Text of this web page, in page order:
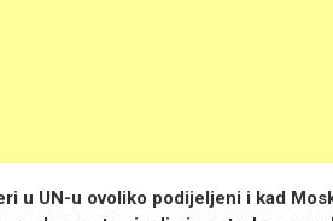
u UN-u ovoliko podijeljeni i kad